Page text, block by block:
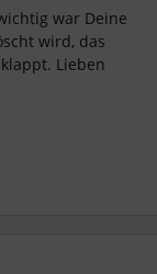
war Deine
wird, das
Lieben